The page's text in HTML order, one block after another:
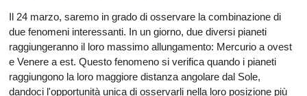
Il 24 marzo, saremo in grado di osservare la combinazione di
due fenomeni interessanti. In un giorno, due diversi pianeti
raggiungeranno il loro massimo allungamento: Mercurio a ovest
e Venere a est. Questo fenomeno si verifica quando i pianeti
raggiungono la loro maggiore distanza angolare dal Sole,
dandoci l'opportunità unica di osservarli nella loro posizione più